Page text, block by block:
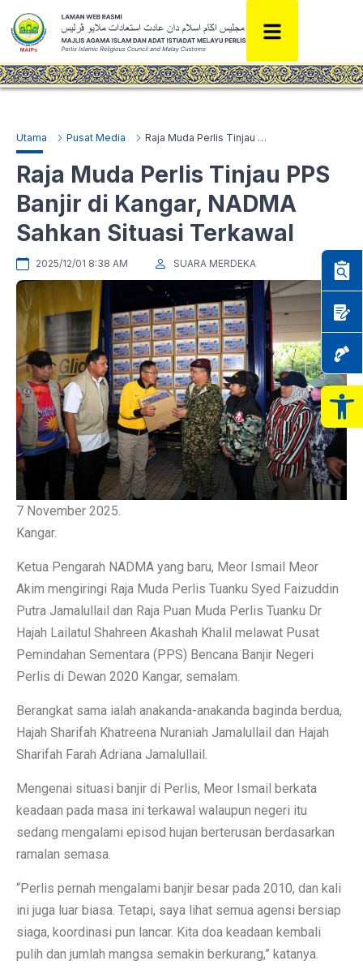
Utama Pusat Media Raja Muda Perlis Tinjau PPS Banjir di Kangar, NADMA Sahkan Situasi Terkawal
Raja Muda Perlis Tinjau PPS
Banjir di Kangar, NADMA
Sahkan Situasi Terkawal
2025/12/01 8:38 AM SUARA MERDEKA
7 November 2025.
Kangar.
Ketua Pengarah NADMA yang baru, Meor Ismail Meor
Akim mengiringi Raja Muda Perlis Tuanku Syed Faizuddin
Putra Jamalullail dan Raja Puan Muda Perlis Tuanku Dr
Hajah Lailatul Shahreen Akashah Khalil melawat Pusat
Pemindahan Sementara (PPS) Bencana Banjir Negeri
Perlis di Dewan 2020 Kangar, semalam.
Berangkat sama ialah anakanda-anakanda baginda berdua,
Hajah Sharifah Khatreena Nuraniah Jamalullail dan Hajah
Sharifah Farah Adriana Jamalullail.
Mengenai situasi banjir di Perlis, Meor Ismail berkata
keadaan pada masa ini terkawal walaupun negeri itu
sedang mengalami episod hujan berterusan berdasarkan
ramalan semasa.
“Perlis pernah mengalami banjir besar pada 2010, dan kali
ini juga luar biasa. Tetapi, saya lihat semua agensi bersiap
siaga, koordinasi pun lancar. Kita doa keadaan kembali
pulih dan jumlah mangsa semakin berkurang,” katanya.